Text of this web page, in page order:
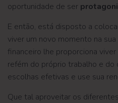
oportunidade de ser
E então, está disposto a
viver um novo momento na
financeiro lhe proporciona
refém do próprio trabalho e do
escolhas efetivas e use sua
Que tal aproveitar os